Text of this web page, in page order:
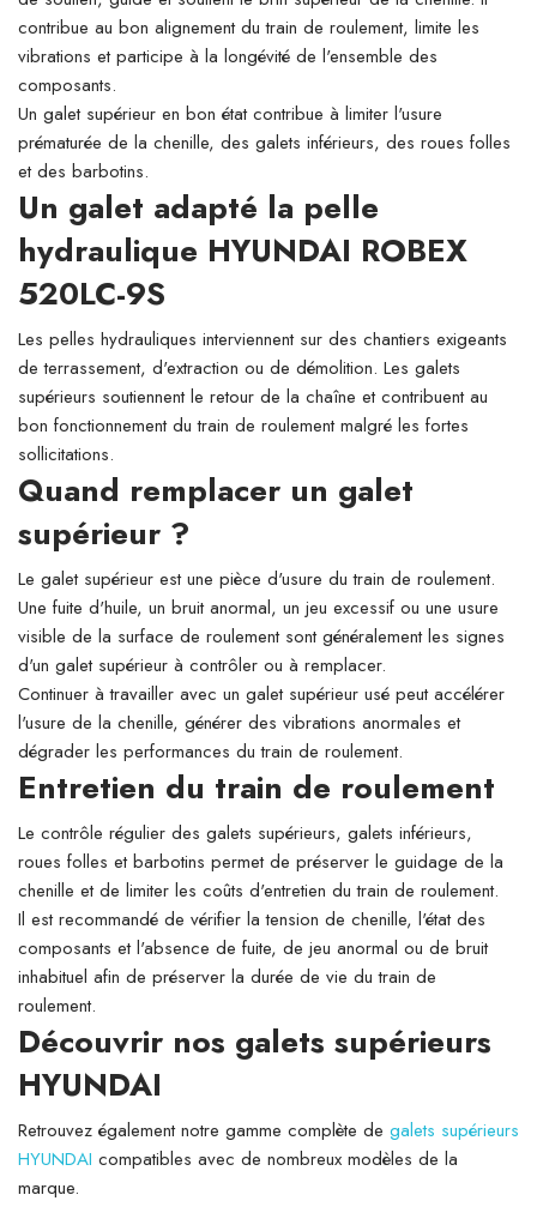
contribue au bon alignement du train de roulement, limite les
vibrations et participe à la longévité de l'ensemble des
composants.
Un galet supérieur en bon état contribue à limiter l'usure
prématurée de la chenille, des galets inférieurs, des roues folles
et des barbotins.
Un galet adapté la pelle
hydraulique HYUNDAI ROBEX
520LC-9S
Les pelles hydrauliques interviennent sur des chantiers exigeants
de terrassement, d'extraction ou de démolition. Les galets
supérieurs soutiennent le retour de la chaîne et contribuent au
bon fonctionnement du train de roulement malgré les fortes
sollicitations.
Quand remplacer un galet
supérieur ?
Le galet supérieur est une pièce d'usure du train de roulement.
Une fuite d'huile, un bruit anormal, un jeu excessif ou une usure
visible de la surface de roulement sont généralement les signes
d'un galet supérieur à contrôler ou à remplacer.
Continuer à travailler avec un galet supérieur usé peut accélérer
l'usure de la chenille, générer des vibrations anormales et
dégrader les performances du train de roulement.
Entretien du train de roulement
Le contrôle régulier des galets supérieurs, galets inférieurs,
roues folles et barbotins permet de préserver le guidage de la
chenille et de limiter les coûts d'entretien du train de roulement.
Il est recommandé de vérifier la tension de chenille, l'état des
composants et l'absence de fuite, de jeu anormal ou de bruit
inhabituel afin de préserver la durée de vie du train de
roulement.
Découvrir nos galets supérieurs
HYUNDAI
Retrouvez également notre gamme complète de galets supérieurs
HYUNDAI compatibles avec de nombreux modèles de la
marque.